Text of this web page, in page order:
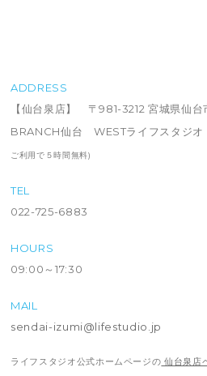
ADDRESS
【仙台泉店】 〒981-3212 宮城県仙
BRANCH仙台 WESTライフスタジオ
ご利用で５時間無料)
TEL
022-725-6883
HOURS
09:00～17:30
MAIL
sendai-izumi@lifestudio.jp
ライフスタジオ公式ホームページの 仙台泉店